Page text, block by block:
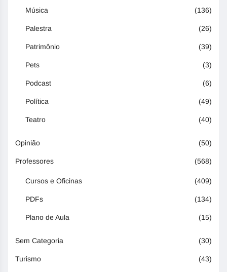
Música (136)
Palestra (26)
Patrimônio (39)
Pets (3)
Podcast (6)
Política (49)
Teatro (40)
Opinião (50)
Professores (568)
Cursos e Oficinas (409)
PDFs (134)
Plano de Aula (15)
Sem Categoria (30)
Turismo (43)